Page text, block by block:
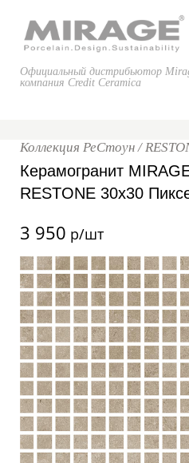
Официальный дистрибьютор
компания Credit Ceramica
Коллекция РеСтоун /
Керамогранит
RESTONE 30x30
3 950 р/шт